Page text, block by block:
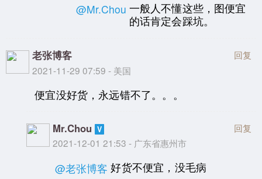
@Mr.Chou 一般人不懂这些，图便宜
的话肯定会踩坑。
老张博客
2021-11-29 07:59 - 美国
回复
便宜没好货，永远错不了。。。
Mr.Chou
2021-12-01 21:53 - 广东省惠州市
回复
@老张博客 好货不便宜，没毛病